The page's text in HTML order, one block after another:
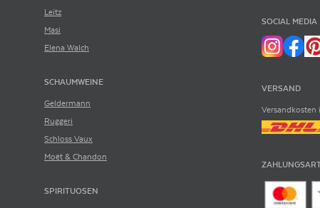
Leitz
Masi
Elena Walch
SCHAUMWEINE
Geldermann
Ruggeri
Schloss Vaux
Moët & Chandon
SPIRITUOSEN
SOCIAL MEDIA
VERSAND